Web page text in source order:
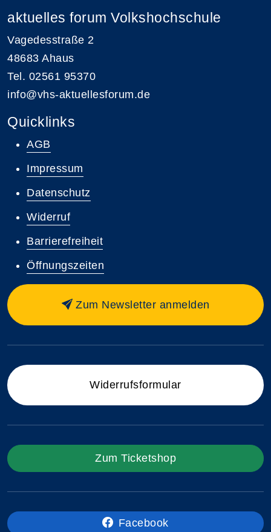
aktuelles forum Volkshochschule
Vagedesstraße 2
48683 Ahaus
Tel. 02561 95370
info@vhs-aktuellesforum.de
Quicklinks
AGB
Impressum
Datenschutz
Widerruf
Barrierefreiheit
Öffnungszeiten
Zum Newsletter anmelden
Widerrufsformular
Zum Ticketshop
Facebook